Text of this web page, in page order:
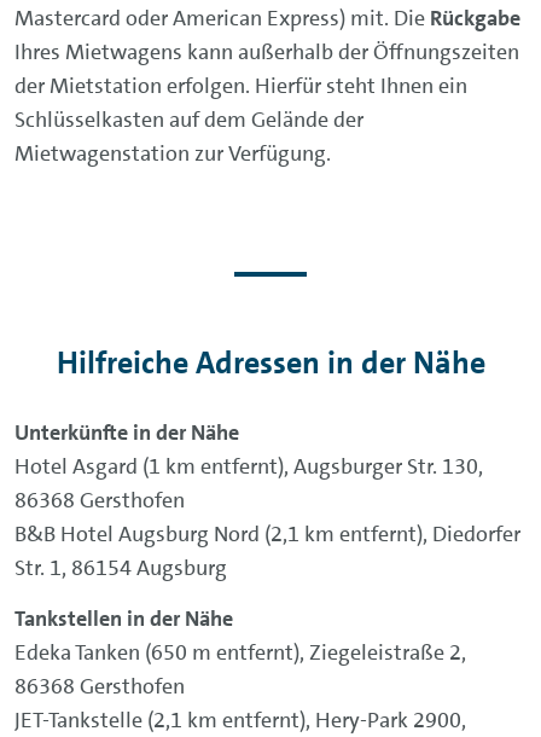
Mastercard oder American Express) mit. Die Rückgabe
Ihres Mietwagens kann außerhalb der Öffnungszeiten
der Mietstation erfolgen. Hierfür steht Ihnen ein
Schlüsselkasten auf dem Gelände der
Mietwagenstation zur Verfügung.
Hilfreiche Adressen in der Nähe
Unterkünfte in der Nähe
Hotel Asgard (1 km entfernt), Augsburger Str. 130,
86368 Gersthofen
B&B Hotel Augsburg Nord (2,1 km entfernt), Diedorfer
Str. 1, 86154 Augsburg
Tankstellen in der Nähe
Edeka Tanken (650 m entfernt), Ziegeleistraße 2,
86368 Gersthofen
JET-Tankstelle (2,1 km entfernt), Hery-Park 2900,